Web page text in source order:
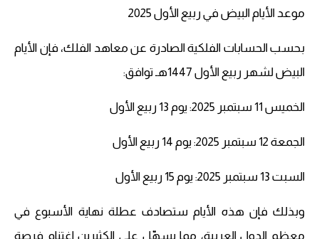
موعد الأيام البيض في ربيع الأول 2025
بحسب الحسابات الفلكية الصادرة عن معاهد الفلك، فإن الأيام
البيض لشهر ربيع الأول 1447هـ توافق:
الخميس 11 سبتمبر 2025: يوم 13 ربيع الأول
الجمعة 12 سبتمبر 2025: يوم 14 ربيع الأول
السبت 13 سبتمبر 2025: يوم 15 ربيع الأول
وبذلك فإن هذه الأيام ستصادف عطلة نهاية الأسبوع في
معظم الدول العربية، مما يسهّل على الكثيرين اغتنام فرصة